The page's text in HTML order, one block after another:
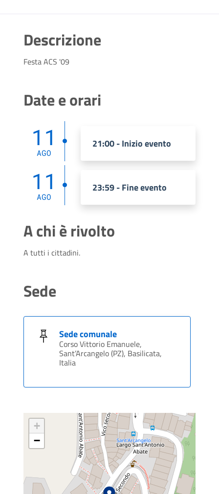
Descrizione
Festa ACS '09
Date e orari
11
AGO
21:00 - Inizio evento
11
AGO
23:59 - Fine evento
A chi è rivolto
A tutti i cittadini.
Sede
Sede comunale
Corso Vittorio Emanuele,
Sant’Arcangelo (PZ), Basilicata,
Italia
+
−